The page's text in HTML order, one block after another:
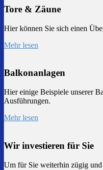
Tore & Zäune
Hier können Sie sich einen
Mehr lesen
Balkonanlagen
Hier einige Beispiele unserer
Ausführungen.
Mehr lesen
Wir investieren für Sie
Um für Sie weiterhin zügig